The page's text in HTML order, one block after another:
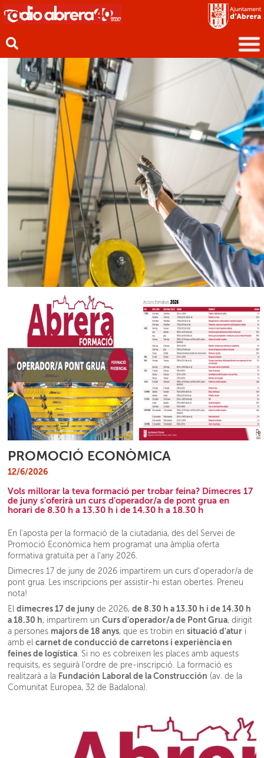
PROMOCIÓ ECONÒMICA
12/6/2026
Vols millorar la teva formació per trobar feina? Dimecres 17
de juny s'oferirà un curs d'operador/a de pont grua en
horari de 8.30 h a 13.30 h i de 14.30 h a 18.30 h
En l'aposta per la formació de la ciutadania, des del Servei de
Promoció Econòmica hem programat una àmplia oferta
formativa gratuïta per a l'any 2026.
Dimecres 17 de juny de 2026 impartirem un curs d'operador/a de
pont grua. Les inscripcions per assistir-hi estan obertes. Preneu
nota!
Eldimecres 17 de juny de 2026,de 8.30 h a 13.30 h i de 14.30 h
a 18.30 h, impartirem unCurs d'operador/a de Pont Grua, dirigit
a persones majors de 18 anys, que es trobin ensituació d'atur i
amb el carnet de conducció de carretons i experiència en
feines de logística. Si no es cobreixen les places amb aquests
requisits, es seguirà l’ordre de pre-inscripció. La formació es
realitzarà a la Fundación Laboral de la Construcción (av. de la
Comunitat Europea, 32 de Badalona).